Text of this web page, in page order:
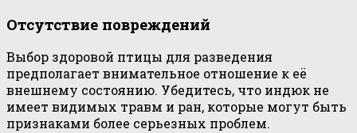
Отсутствие повреждений
Выбор здоровой птицы для разведения
предполагает внимательное отношение к её
внешнему состоянию. Убедитесь, что индюк не
имеет видимых травм и ран, которые могут быть
признаками более серьезных проблем.